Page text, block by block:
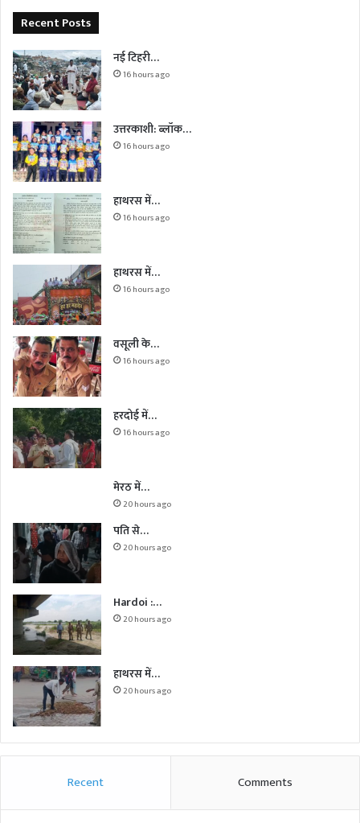
Recent Posts
नई टिहरी…
16 hours ago
उत्तरकाशी: ब्लॉक…
16 hours ago
हाथरस में…
16 hours ago
हाथरस में…
16 hours ago
वसूली के…
16 hours ago
हरदोई में…
16 hours ago
मेरठ में…
20 hours ago
पति से…
20 hours ago
Hardoi :…
20 hours ago
हाथरस में…
20 hours ago
Recent Comments